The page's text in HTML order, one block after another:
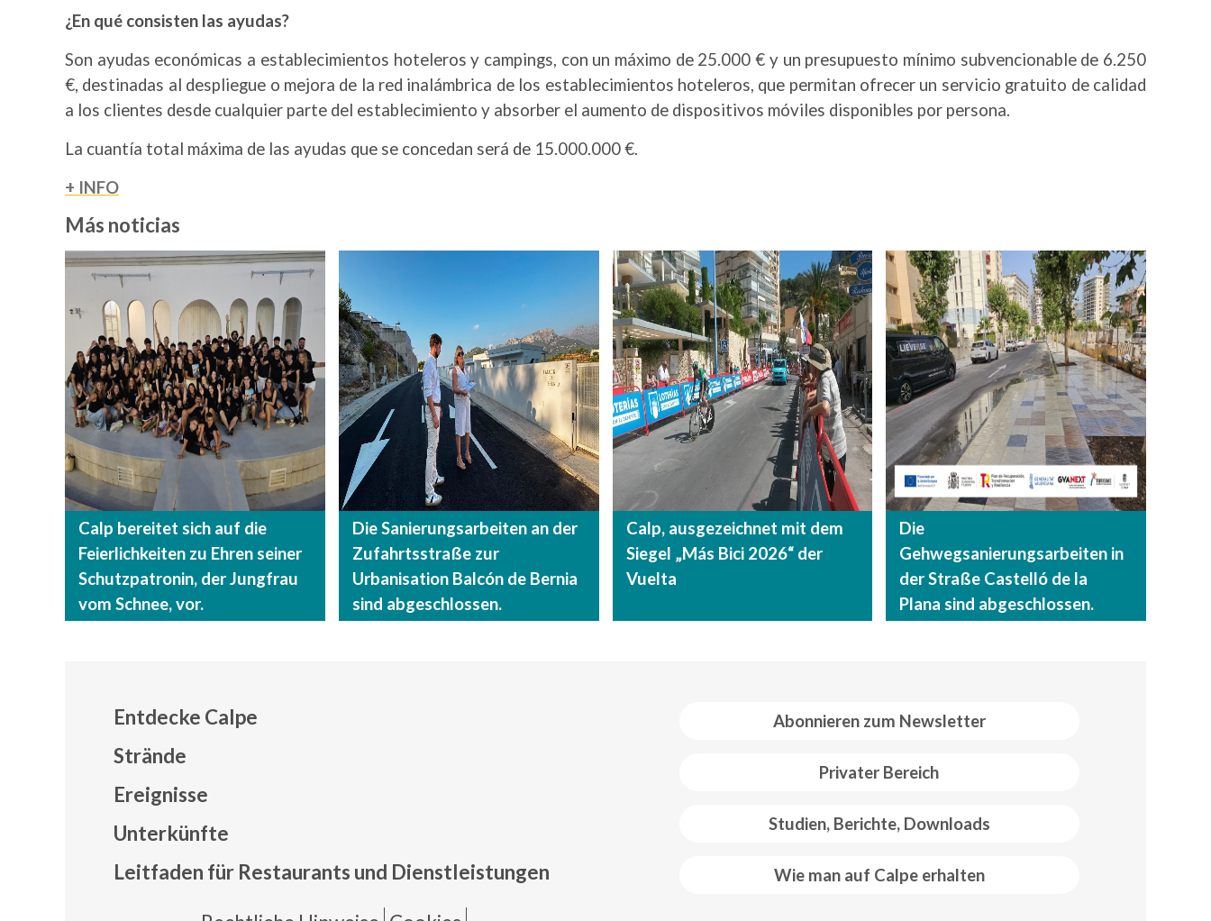
¿En qué consisten las ayudas?
Son ayudas económicas a establecimientos hoteleros y campings, con un máximo de 25.000 € y un presupuesto mínimo subvencionable de 6.250
€, destinadas al despliegue o mejora de la red inalámbrica de los establecimientos hoteleros, que permitan ofrecer un servicio gratuito de calidad
a los clientes desde cualquier parte del establecimiento y absorber el aumento de dispositivos móviles disponibles por persona.
La cuantía total máxima de las ayudas que se concedan será de 15.000.000 €.
+ INFO
Más noticias
Calp bereitet sich auf die
Feierlichkeiten zu Ehren seiner
Schutzpatronin, der Jungfrau
vom Schnee, vor.
Die Sanierungsarbeiten an der
Zufahrtsstraße zur
Urbanisation Balcón de Bernia
sind abgeschlossen.
Calp, ausgezeichnet mit dem
Siegel „Más Bici 2026“ der
Vuelta
Die
Gehwegsanierungsarbeiten in
der Straße Castelló de la
Plana sind abgeschlossen.
Abonnieren zum Newsletter
Privater Bereich
Studien, Berichte, Downloads
Wie man auf Calpe erhalten
Entdecke Calpe
Strände
Ereignisse
Unterkünfte
Leitfaden für Restaurants und Dienstleistungen